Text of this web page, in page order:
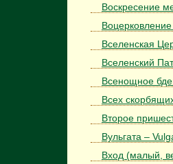
Воскресение
Вселенская
Вселенский
Всенощное
Всех
Второе
Вульгата –
Вход (малый,